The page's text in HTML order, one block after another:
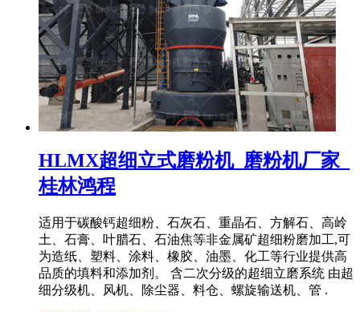
HLMX超细立式磨粉机_磨粉机厂家_
桂林鸿程
适用于碳酸钙超细粉、石灰石、重晶石、方解石、高岭
土、石膏、叶腊石、石油焦等非金属矿超细粉磨加工,可
为造纸、塑料、涂料、橡胶、油墨、化工等行业提供高
品质的填料和添加剂。 含二次分级的超细立磨系统 由超
细分级机、风机、除尘器、料仓、螺旋输送机、管 .